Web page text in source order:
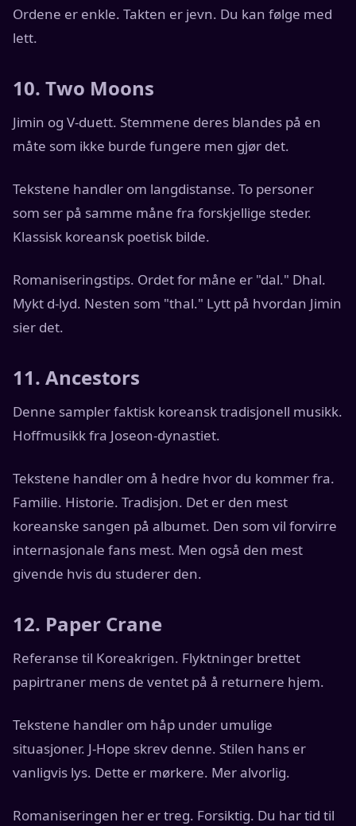
Ordene er enkle. Takten er jevn. Du kan følge med
lett.
10. Two Moons
Jimin og V-duett. Stemmene deres blandes på en
måte som ikke burde fungere men gjør det.
Tekstene handler om langdistanse. To personer
som ser på samme måne fra forskjellige steder.
Klassisk koreansk poetisk bilde.
Romaniseringstips. Ordet for måne er "dal." Dhal.
Mykt d-lyd. Nesten som "thal." Lytt på hvordan Jimin
sier det.
11. Ancestors
Denne sampler faktisk koreansk tradisjonell musikk.
Hoffmusikk fra Joseon-dynastiet.
Tekstene handler om å hedre hvor du kommer fra.
Familie. Historie. Tradisjon. Det er den mest
koreanske sangen på albumet. Den som vil forvirre
internasjonale fans mest. Men også den mest
givende hvis du studerer den.
12. Paper Crane
Referanse til Koreakrigen. Flyktninger brettet
papirtraner mens de ventet på å returnere hjem.
Tekstene handler om håp under umulige
situasjoner. J-Hope skrev denne. Stilen hans er
vanligvis lys. Dette er mørkere. Mer alvorlig.
Romaniseringen her er treg. Forsiktig. Du har tid til